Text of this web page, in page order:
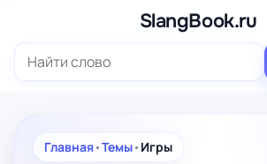
содержимому
SlangBook.ru
Поиск:
Главная•Темы• Игры